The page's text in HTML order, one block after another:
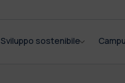
Sviluppo sostenibile